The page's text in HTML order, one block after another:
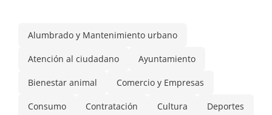
Alumbrado y Mantenimiento urbano
Atención al ciudadano Ayuntamiento
Bienestar animal Comercio y Empresas
Consumo Contratación Cultura Deportes